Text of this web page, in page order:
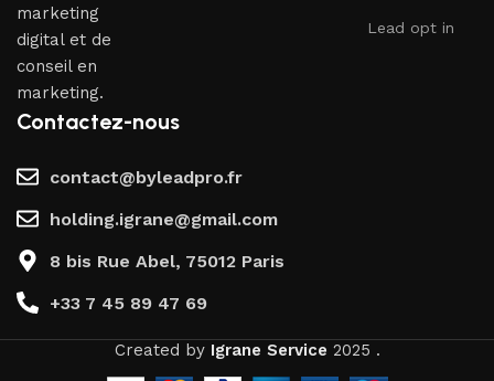
marketing
digital et de
conseil en
marketing.
Lead opt in
Contactez-nous
contact@byleadpro.fr
holding.igrane@gmail.com
8 bis Rue Abel, 75012 Paris
+33 7 45 89 47 69
Created by Igrane Service 2025 .